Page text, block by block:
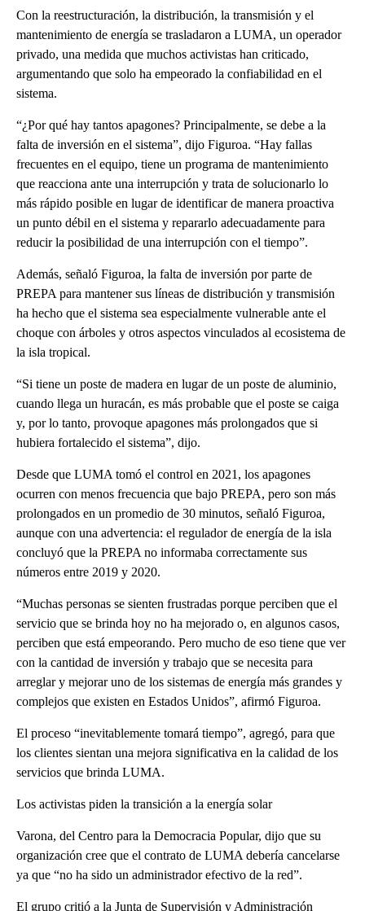
Con la reestructuración, la distribución, la transmisión y el
mantenimiento de energía se trasladaron a LUMA, un operador
privado, una medida que muchos activistas han criticado,
argumentando que solo ha empeorado la confiabilidad en el
sistema.
“¿Por qué hay tantos apagones? Principalmente, se debe a la
falta de inversión en el sistema”, dijo Figuroa. “Hay fallas
frecuentes en el equipo, tiene un programa de mantenimiento
que reacciona ante una interrupción y trata de solucionarlo lo
más rápido posible en lugar de identificar de manera proactiva
un punto débil en el sistema y repararlo adecuadamente para
reducir la posibilidad de una interrupción con el tiempo”.
Además, señaló Figuroa, la falta de inversión por parte de
PREPA para mantener sus líneas de distribución y transmisión
ha hecho que el sistema sea especialmente vulnerable ante el
choque con árboles y otros aspectos vinculados al ecosistema de
la isla tropical.
“Si tiene un poste de madera en lugar de un poste de aluminio,
cuando llega un huracán, es más probable que el poste se caiga
y, por lo tanto, provoque apagones más prolongados que si
hubiera fortalecido el sistema”, dijo.
Desde que LUMA tomó el control en 2021, los apagones
ocurren con menos frecuencia que bajo PREPA, pero son más
prolongados en un promedio de 30 minutos, señaló Figuroa,
aunque con una advertencia: el regulador de energía de la isla
concluyó que la PREPA no informaba correctamente sus
números entre 2019 y 2020.
“Muchas personas se sienten frustradas porque perciben que el
servicio que se brinda hoy no ha mejorado o, en algunos casos,
perciben que está empeorando. Pero mucho de eso tiene que ver
con la cantidad de inversión y trabajo que se necesita para
arreglar y mejorar uno de los sistemas de energía más grandes y
complejos que existen en Estados Unidos”, afirmó Figuroa.
El proceso “inevitablemente tomará tiempo”, agregó, para que
los clientes sientan una mejora significativa en la calidad de los
servicios que brinda LUMA.
Los activistas piden la transición a la energía solar
Varona, del Centro para la Democracia Popular, dijo que su
organización cree que el contrato de LUMA debería cancelarse
ya que “no ha sido un administrador efectivo de la red”.
El grupo critió a la Junta de Supervisión y Administración